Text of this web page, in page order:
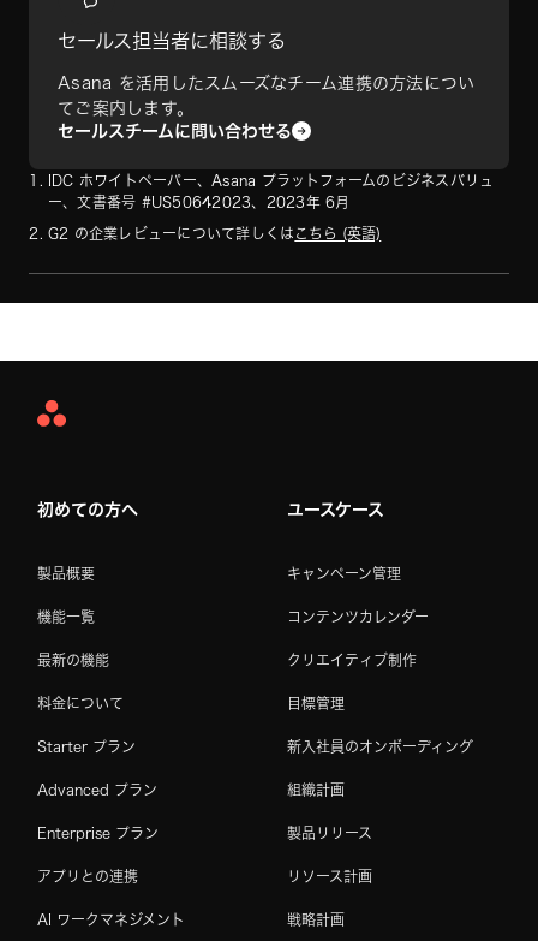
セールス担当者に相談する
Asana を活用したスムーズなチーム連携の方法につい
てご案内します。
セールスチームに問い合わせる
IDC ホワイトペーパー、Asana プラットフォームのビジネスバリュ
ー、文書番号 #US50642023、2023年 6月
G2 の企業レビューについて詳しくは こちら (英語)
Asana
初めての方へ
製品概要
機能一覧
最新の機能
料金について
Starter プラン
Advanced プラン
Enterprise プラン
アプリとの連携
AI ワークマネジメント
ユースケース
キャンペーン管理
コンテンツカレンダー
クリエイティブ制作
目標管理
新入社員のオンボーディング
組織計画
製品リリース
リソース計画
戦略計画